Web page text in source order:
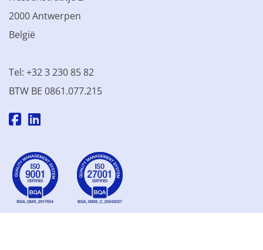
2000 Antwerpen
België
Tel: +32 3 230 85 82
BTW BE 0861.077.215